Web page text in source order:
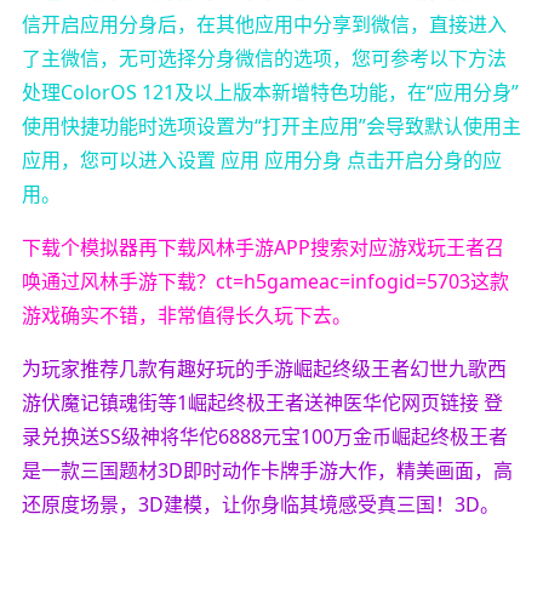
信开启应用分身后，在其他应用中分享到微信，直接进入
了主微信，无可选择分身微信的选项，您可参考以下方法
处理ColorOS 121及以上版本新增特色功能，在“应用分身”
使用快捷功能时选项设置为“打开主应用”会导致默认使用主
应用，您可以进入设置 应用 应用分身 点击开启分身的应
用。
下载个模拟器再下载风林手游APP搜索对应游戏玩王者召
唤通过风林手游下载？ct=h5gameac=infogid=5703这款
游戏确实不错，非常值得长久玩下去。
为玩家推荐几款有趣好玩的手游崛起终级王者幻世九歌西
游伏魔记镇魂街等1崛起终极王者送神医华佗网页链接 登
录兑换送SS级神将华佗6888元宝100万金币崛起终极王者
是一款三国题材3D即时动作卡牌手游大作，精美画面，高
还原度场景，3D建模，让你身临其境感受真三国！3D。